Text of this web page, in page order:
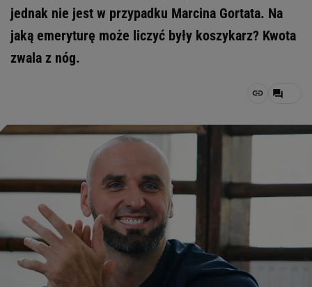
jednak nie jest w przypadku Marcina Gortata. Na
jaką emeryturę może liczyć były koszykarz? Kwota
zwala z nóg.